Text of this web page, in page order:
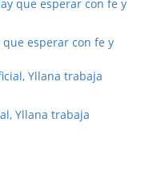
esperar con fe y
Yllana trabaja